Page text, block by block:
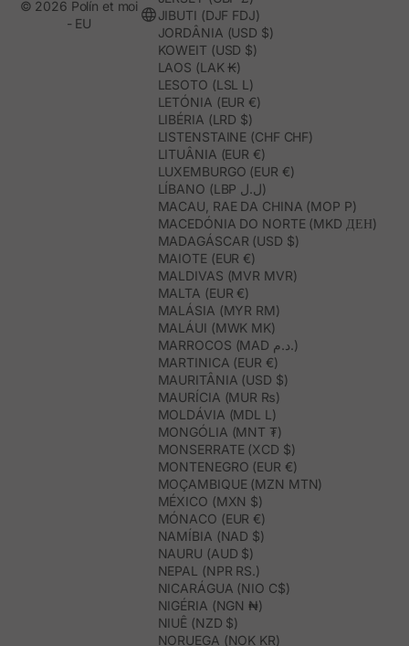
JIBUTI (DJF FDJ)
JORDÂNIA (USD $)
KOWEIT (USD $)
LAOS (LAK ₭)
LESOTO (LSL L)
LETÓNIA (EUR €)
LIBÉRIA (LRD $)
LISTENSTAINE (CHF CHF)
LITUÂNIA (EUR €)
LUXEMBURGO (EUR €)
LÍBANO (LBP ل.ل)
MACAU, RAE DA CHINA (MOP P)
MACEDÓNIA DO NORTE (MKD ДЕН)
MADAGÁSCAR (USD $)
MAIOTE (EUR €)
MALDIVAS (MVR MVR)
MALTA (EUR €)
MALÁSIA (MYR RM)
MALÁUI (MWK MK)
MARROCOS (MAD د.م.)
MARTINICA (EUR €)
MAURITÂNIA (USD $)
MAURÍCIA (MUR ₨)
MOLDÁVIA (MDL L)
MONGÓLIA (MNT ₮)
MONSERRATE (XCD $)
MONTENEGRO (EUR €)
MOÇAMBIQUE (MZN MTN)
MÉXICO (MXN $)
MÓNACO (EUR €)
NAMÍBIA (NAD $)
NAURU (AUD $)
NEPAL (NPR RS.)
NICARÁGUA (NIO C$)
NIGÉRIA (NGN ₦)
NIUÊ (NZD $)
NORUEGA (NOK KR)
© 2026 Polín et moi
- EU